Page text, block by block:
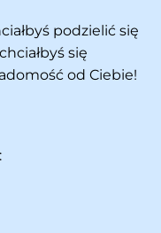
podzielić się
się
od Ciebie!